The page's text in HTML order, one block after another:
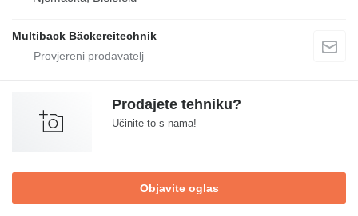
Multiback Bäckereitechnik
Prodajete tehniku?
Učinite to s nama!
Objavite oglas